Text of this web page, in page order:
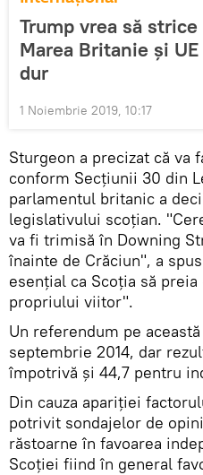
Trump vrea să
Marea Britanie și
dur
1 Noiembrie 2019, 10:17
Sturgeon a precizat că va
conform Secţiunii 30 din
parlamentul britanic a
legislativului scoţian.
va fi trimisă în Downing
înainte de Crăciun", a
esenţial ca Scoţia să
propriului viitor".
Un referendum pe
septembrie 2014, dar
împotrivă și 44,7 pentru
Din cauza apariției
potrivit sondajelor de
răstoarne în favoarea
Scoției fiind în general